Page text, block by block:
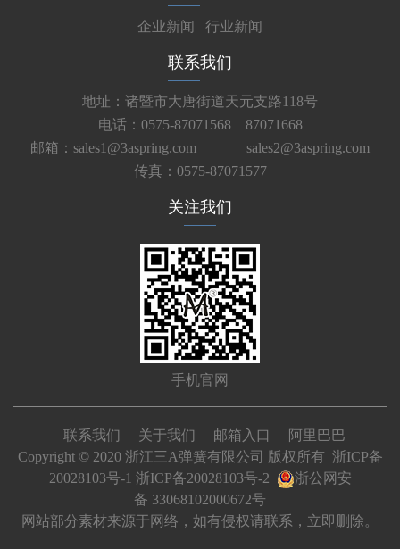
企业新闻 行业新闻
联系我们
地址：诸暨市大唐街道天元支路118号
电话：0575-87071568 87071668
邮箱：sales1@3aspring.com
sales2@3aspring.com
传真：0575-87071577
关注我们
手机官网
联系我们 关于我们 邮箱入口
阿里巴巴
Copyright © 2020 浙江三A弹簧有限公司 版权所有 浙ICP备
20028103号-1 浙ICP备20028103号-2
浙公网安
备 33068102000672号
网站部分素材来源于网络，如有侵权请联系，立即删除。